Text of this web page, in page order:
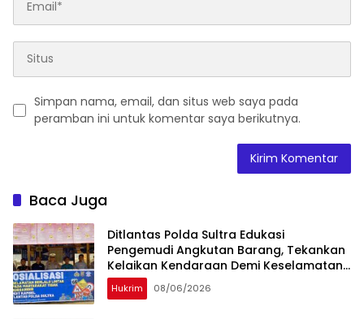
Simpan nama, email, dan situs web saya pada
peramban ini untuk komentar saya berikutnya.
Baca Juga
Ditlantas Polda Sultra Edukasi
Pengemudi Angkutan Barang, Tekankan
Kelaikan Kendaraan Demi Keselamatan
Berlalu Lintas
Hukrim 08/06/2026